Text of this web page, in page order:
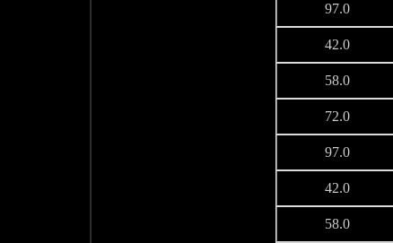
97.0
42.0
58.0
72.0
97.0
42.0
58.0